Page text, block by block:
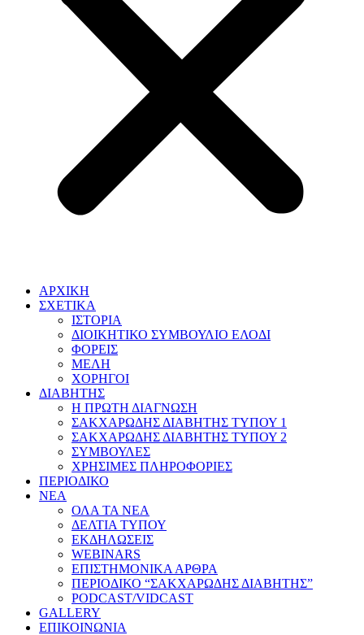
ΑΡΧΙΚΗ
ΣΧΕΤΙΚΑ
ΙΣΤΟΡΙΑ
ΔΙΟΙΚΗΤΙΚΟ ΣΥΜΒΟΥΛΙΟ ΕΛΟΔΙ
ΦΟΡΕΙΣ
ΜΕΛΗ
ΧΟΡΗΓΟΙ
ΔΙΑΒΗΤΗΣ
Η ΠΡΩΤΗ ΔΙΑΓΝΩΣΗ
ΣΑΚΧΑΡΩΔΗΣ ΔΙΑΒΗΤΗΣ ΤΥΠΟΥ 1
ΣΑΚΧΑΡΩΔΗΣ ΔΙΑΒΗΤΗΣ ΤΥΠΟΥ 2
ΣΥΜΒΟΥΛΕΣ
ΧΡΗΣΙΜΕΣ ΠΛΗΡΟΦΟΡΙΕΣ
ΠΕΡΙΟΔΙΚΟ
ΝΕΑ
ΟΛΑ ΤΑ ΝΕΑ
ΔΕΛΤΙΑ ΤΥΠΟΥ
ΕΚΔΗΛΩΣΕΙΣ
WEBINARS
ΕΠΙΣΤΗΜΟΝΙΚΑ ΑΡΘΡΑ
ΠΕΡΙΟΔΙΚΟ “ΣΑΚΧΑΡΩΔΗΣ ΔΙΑΒΗΤΗΣ”
PODCAST/VIDCAST
GALLERY
ΕΠΙΚΟΙΝΩΝΙΑ